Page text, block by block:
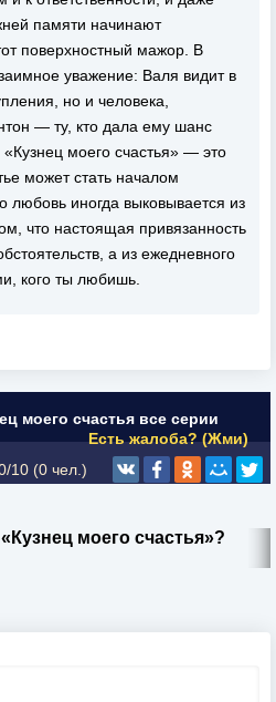
памяти начинают
поверхностный мажор. В
уважение: Валя видит в
но и человека,
— ту, кто дала ему шанс
моего счастья» — это
может стать началом
любовь иногда выковывается из
что настоящая привязанность
а из ежедневного
кого ты любишь.
моего счастья все серии
Есть жалоба? (Жми)
10 (0 чел.)
моего счастья»?